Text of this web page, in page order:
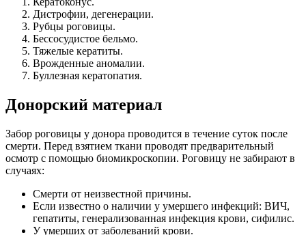
Дистрофии, дегенерации.
Рубцы роговицы.
Бессосудистое бельмо.
Тяжелые кератиты.
Врожденные аномалии.
Буллезная кератопатия.
Донорский материал
Забор роговицы у донора проводится в течение суток после
смерти. Перед взятием ткани проводят предварительный
осмотр с помощью биомикроскопии. Роговицу не забирают в
случаях:
Смерти от неизвестной причины.
Если известно о наличии у умершего инфекций: ВИЧ,
гепатиты, генерализованная инфекция крови, сифилис.
У умерших от заболеваний крови.